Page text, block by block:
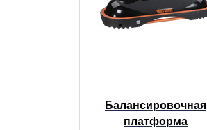
Балансировочная
платформа